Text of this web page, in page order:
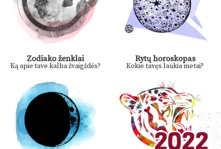
Zodiako ženklai
Ką apie tave kalba žvaigždės?
Rytų horoskopas
Kokie tavęs laukia metai?